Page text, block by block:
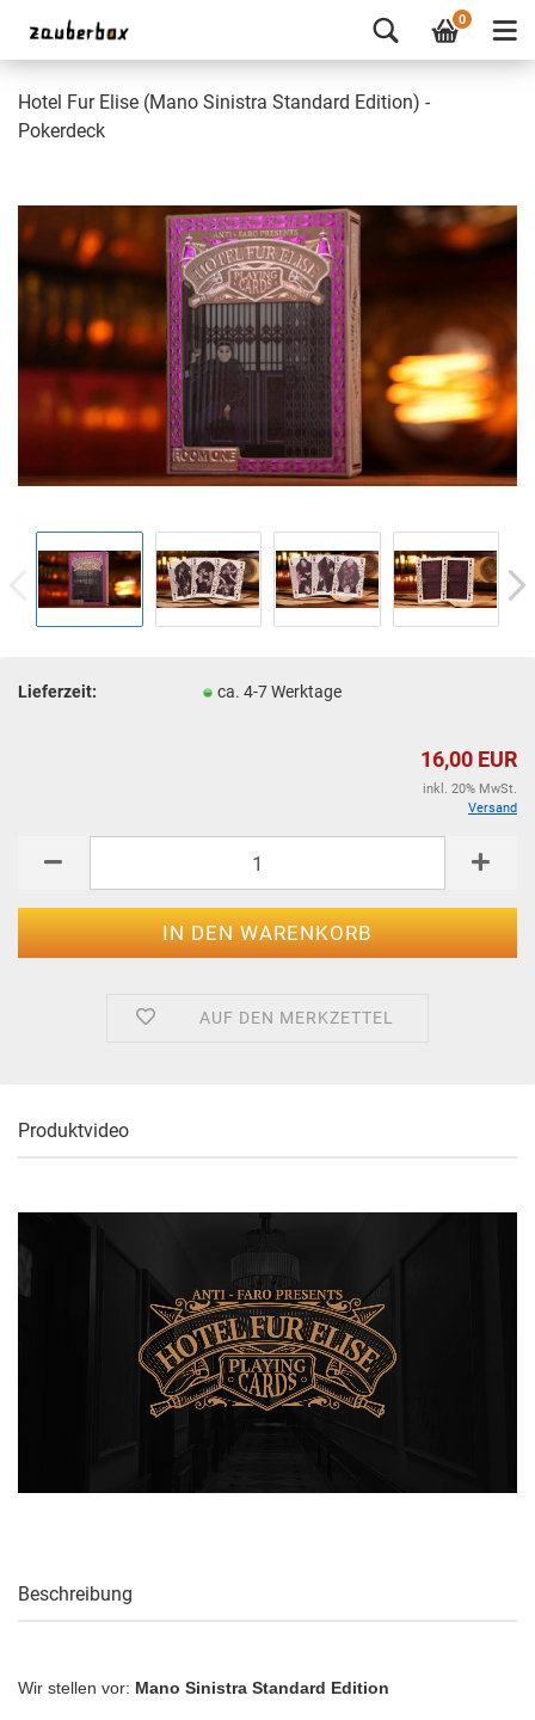
0
Hotel Fur Elise (Mano Sinistra Standard Edition) -
Pokerdeck
Lieferzeit: ca. 4-7 Werktage
16,00 EUR
inkl. 20% MwSt.
Versand
AUF DEN MERKZETTEL
Produktvideo
Beschreibung
Wir stellen vor: Mano Sinistra Standard Edition